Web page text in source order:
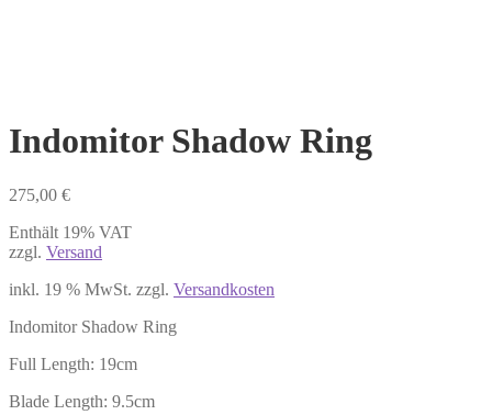
Indomitor Shadow Ring
275,00 €
Enthält 19% VAT
zzgl. Versand
inkl. 19 % MwSt. zzgl. Versandkosten
Indomitor Shadow Ring
Full Length: 19cm
Blade Length: 9.5cm